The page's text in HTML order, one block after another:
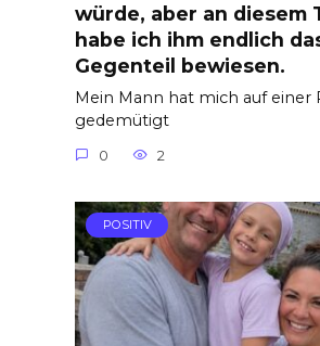
würde, aber an diesem
habe ich ihm endlich
Gegenteil bewiesen.
Mein Mann hat mich auf einer
gedemütigt
0 2
POSITIV